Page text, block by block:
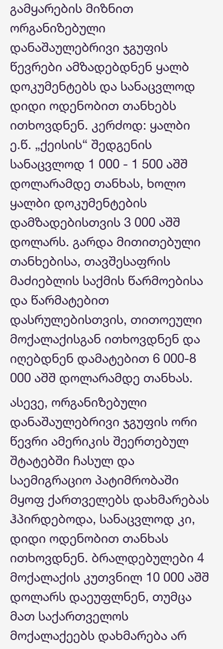
გამყარების მიზნით
ორგანიზებული
დანაშაულებრივი ჯგუფის
წევრები ამზადებდნენ ყალბ
დოკუმენტებს და სანაცვლოდ
დიდი ოდენობით თანხებს
ითხოვდნენ. კერძოდ: ყალბი
ე.წ. „ქეისის“ შედგენის
სანაცვლოდ 1 000 - 1 500 აშშ
დოლარამდე თანხას, ხოლო
ყალბი დოკუმენტების
დამზადებისთვის 3 000 აშშ
დოლარს. გარდა მითითებული
თანხებისა, თავშესაფრის
მაძიებლის საქმის წარმოებისა
და წარმატებით
დასრულებისთვის, თითოეული
მოქალაქისგან ითხოვდნენ და
იღებდნენ დამატებით 6 000-8
000 აშშ დოლარამდე თანხას.
ასევე, ორგანიზებული
დანაშაულებრივი ჯგუფის ორი
წევრი ამერიკის შეერთებულ
შტატებში ჩასულ და
საემიგრაციო პატიმრობაში
მყოფ ქართველებს დახმარებას
ჰპირდებოდა, სანაცვლოდ კი,
დიდი ოდენობით თანხას
ითხოვდნენ. ბრალდებულები 4
მოქალაქის კუთვნილ 10 000 აშშ
დოლარს დაეუფლნენ, თუმცა
მათ საქართველოს
მოქალაქეებს დახმარება არ